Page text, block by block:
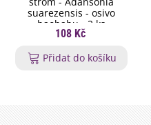
suarezensis - osivo
baobabu - 2 ks
108 Kč
Přidat do košíku